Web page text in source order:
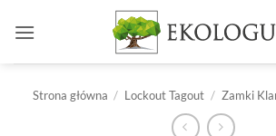
Strona główna / Lockout Tagout / Zamki